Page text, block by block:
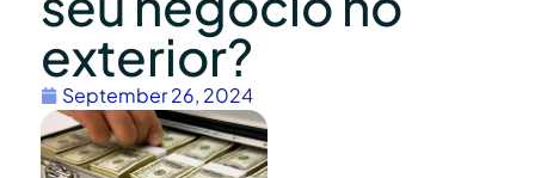
exterior?
September 26, 2024